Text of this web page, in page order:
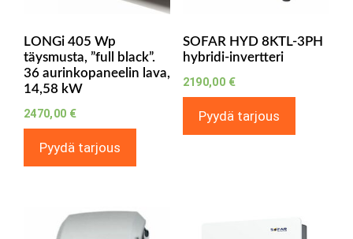
LONGi 405 Wp
täysmusta, ”full black”.
36 aurinkopaneelin lava,
14,58 kW
2470,00 €
Pyydä tarjous
SOFAR HYD 8KTL-3PH
hybridi-invertteri
2190,00 €
Pyydä tarjous